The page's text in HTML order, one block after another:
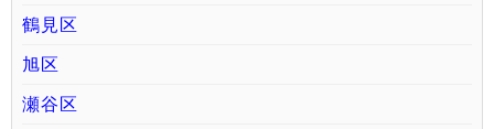
鶴見区
旭区
瀬谷区